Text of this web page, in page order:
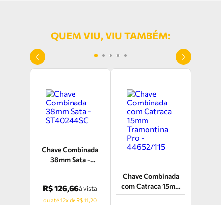
QUEM VIU, VIU TAMBÉM:
Chave Combinada
38mm Sata -
ST40244SC
R$ 126,66à vista
ou até 12x de R$ 11,20
Chave Combinada
com Catraca 15mm
Tramontina Pro -